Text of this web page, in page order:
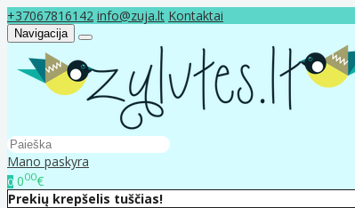
+37067816142 info@zuja.lt Kontaktai
Navigacija
Mano paskyra
0 000€
Prekių krepšelis tuščias!